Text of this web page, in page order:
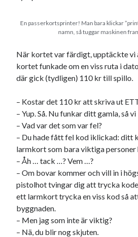
En passerkortsprinter! Man bara klickar
namn, så tuggar maskinen
När kortet var färdigt, upptäckte vi
kortet funkade om en viss ruta i
där gick (tydligen) 110 kr till spillo.
– Kostar det 110 kr att skriva ut
– Yup. Så. Nu funkar ditt gamla, så
– Vad var det som var fel?
– Du hade fått fel kod iklickad: ditt
larmkort som bara viktiga personer
– Åh … tack …? Vem …?
– Om bovar kommer och vill in i
pistolhot tvingar dig att trycka
ett larmkort trycka en viss kod så
byggnaden.
– Men jag som inte är viktig?
– Nä, du blir nog skjuten.